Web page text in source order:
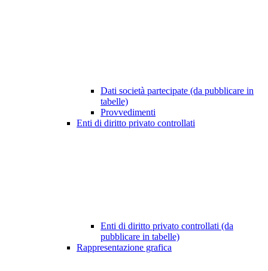
Dati società partecipate (da pubblicare in
tabelle)
Provvedimenti
Enti di diritto privato controllati
Enti di diritto privato controllati (da
pubblicare in tabelle)
Rappresentazione grafica